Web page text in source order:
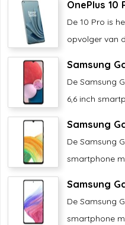
OnePlus 10
De 10 Pro is
opvolger van
Samsung
De Samsung
6,6 inch
Samsung
De Samsung
smartphone
Samsung
De Samsung
smartphone